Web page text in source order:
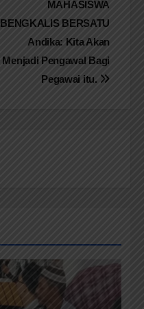
MAHASISWA
BENGKALIS BERSATU
Andika: Kita Akan
Menjadi Pengawal Bagi
Pegawai itu.